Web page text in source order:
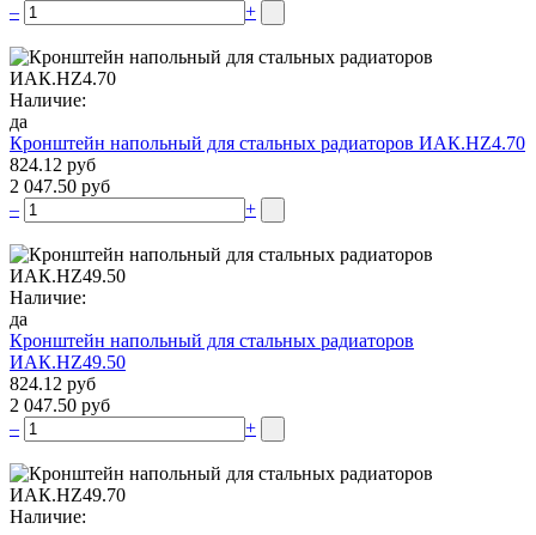
–
+
Наличие:
да
Кронштейн напольный для стальных радиаторов ИАК.НZ4.70
824.12 руб
2 047.50 руб
–
+
Наличие:
да
Кронштейн напольный для стальных радиаторов
ИАК.НZ49.50
824.12 руб
2 047.50 руб
–
+
Наличие: